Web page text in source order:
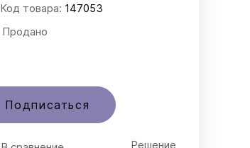
Код товара: 147053
Продано
Подписаться
Решение